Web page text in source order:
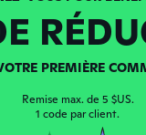
PREMIÈRE
Remise max. de 5 $US.
1 code par client.